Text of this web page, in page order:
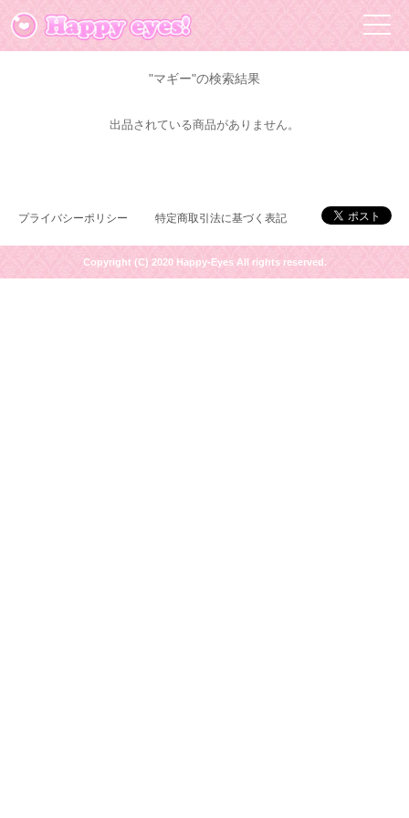
"マギー"の検索結果
出品されている商品がありません。
プライバシーポリシー 特定商取引法に基づく表記
Copyright (C) 2020 Happy-Eyes All rights reserved.